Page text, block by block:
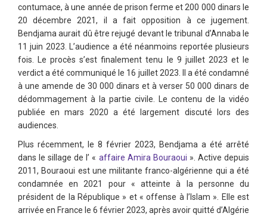
contumace, à une année de prison ferme et 200 000 dinars le
20 décembre 2021, il a fait opposition à ce jugement.
Bendjama aurait dû être rejugé devant le tribunal d’Annaba le
11 juin 2023. L’audience a été néanmoins reportée plusieurs
fois. Le procès s’est finalement tenu le 9 juillet 2023 et le
verdict a été communiqué le 16 juillet 2023. Il a été condamné
à une amende de 30 000 dinars et à verser 50 000 dinars de
dédommagement à la partie civile. Le contenu de la vidéo
publiée en mars 2020 a été largement discuté lors des
audiences.
Plus récemment, le 8 février 2023, Bendjama a été arrêté
dans le sillage de l’ « affaire Amira Bouraoui ». Active depuis
2011, Bouraoui est une militante franco-algérienne qui a été
condamnée en 2021 pour « atteinte à la personne du
président de la République » et « offense à l’Islam ». Elle est
arrivée en France le 6 février 2023, après avoir quitté d’Algérie